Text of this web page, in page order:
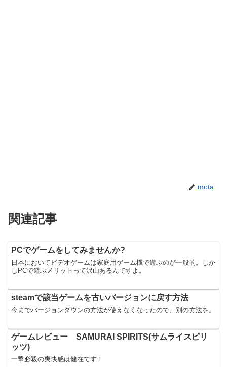
mota
関連記事
PCでゲームをしてみませんか?
日本においてビデオゲームは家庭用ゲーム機で遊ぶのが一般的。しか
しPCで遊ぶメリットって沢山あるんですよ。
steamで該当ゲームを古いバージョンに戻す方法
今までバージョンダウンの方法が使えなくなったので、別の方法を。
ゲームレビュー SAMURAI SPIRITS(サムライスピリ
ッツ)
一撃必殺の爽快感は健在です！